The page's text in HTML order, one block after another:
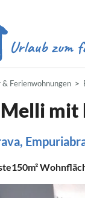
& Ferienwohnungen
Melli
150m²